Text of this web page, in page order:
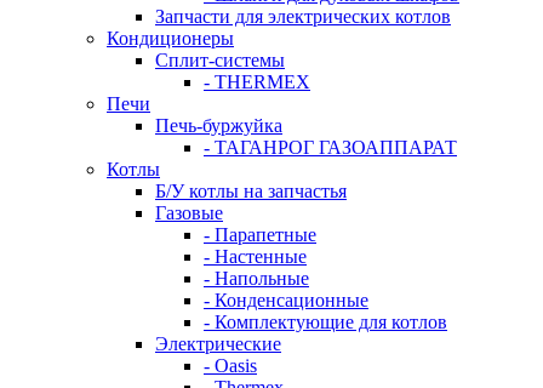
Запчасти для электрических котлов
Кондиционеры
Сплит-системы
- THERMEX
Печи
Печь-буржуйка
- ТАГАНРОГ ГАЗОАППАРАТ
Котлы
Б/У котлы на запчастья
Газовые
- Парапетные
- Настенные
- Напольные
- Конденсационные
- Комплектующие для котлов
Электрические
- Oasis